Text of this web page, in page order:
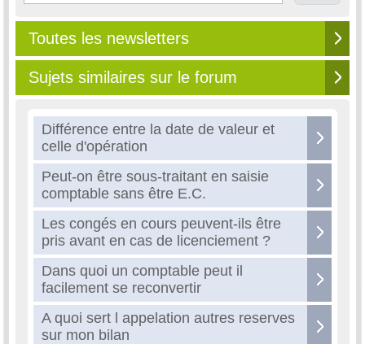
Toutes les newsletters
Sujets similaires sur le forum
Différence entre la date de valeur et
celle d'opération
Peut-on être sous-traitant en saisie
comptable sans être E.C.
Les congés en cours peuvent-ils être
pris avant en cas de licenciement ?
Dans quoi un comptable peut il
facilement se reconvertir
A quoi sert l appelation autres reserves
sur mon bilan